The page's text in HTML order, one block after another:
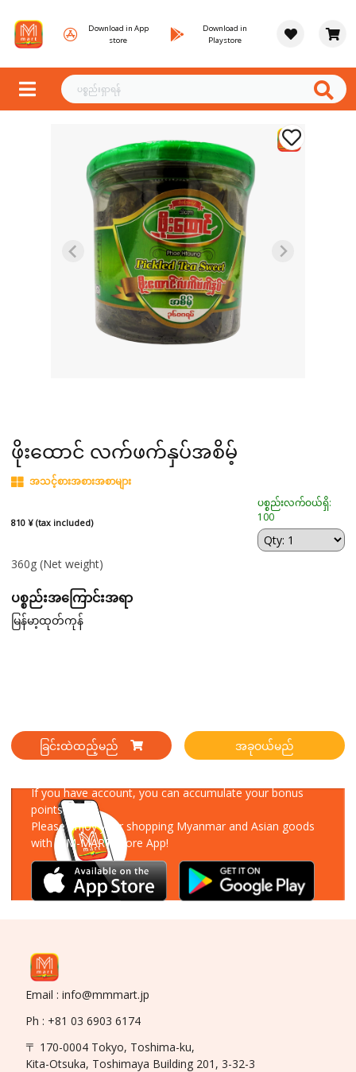
Download in App
store
Download in
Playstore
ဖိုးထောင် လက်ဖက်နှပ်အစိမ့်
အသင့်စားအစားအစာများ
810 ¥ (tax included)
ပစ္စည်းလက်ဝယ်ရှိ:
100
360g (Net weight)
ပစ္စည်းအကြောင်းအရာ
မြန်မာ့ထုတ်ကုန်
ခြင်းထဲထည့်မည် အခုဝယ်မည်
If you have account, you can accumulate your bonus
points!
Please enjoy your shopping Myanmar and Asian goods
with MM-MART Store App!
Email : info@mmmart.jp
Ph : +81 03 6903 6174
〒 170-0004 Tokyo, Toshima-ku,
Kita-Otsuka, Toshimaya Building 201, 3-32-3